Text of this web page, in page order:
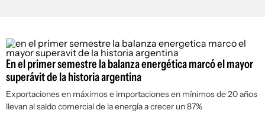
En el primer semestre la balanza energética marcó el mayor
superávit de la historia argentina
Exportaciones en máximos e importaciones en mínimos de 20 años
llevan al saldo comercial de la energía a crecer un 87%